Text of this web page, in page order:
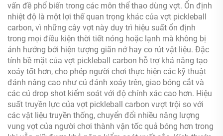
vấn đề phổ biến trong các môn thể thao dùng vợt. Ổn định
nhiệt độ là một lợi thế quan trọng khác của vợt pickleball
carbon, vì những cây vợt này duy trì hiệu suất ổn định
trong mọi điều kiện thời tiết nóng hoặc lạnh mà không bị
ảnh hưởng bởi hiện tượng giãn nở hay co rút vật liệu. Đặc
tính bề mặt của vợt pickleball carbon hỗ trợ khả năng tạo
xoáy tốt hơn, cho phép người chơi thực hiện các kỹ thuật
đánh nâng cao như cú đánh xoáy trên, giao bóng cắt và
các cú drop shot kiểm soát với độ chính xác cao hơn. Hiệu
suất truyền lực của vợt pickleball carbon vượt trội so với
các vật liệu truyền thống, chuyển đổi nhiều năng lượng
vung vợt của người chơi thành vận tốc quả bóng hơn trong